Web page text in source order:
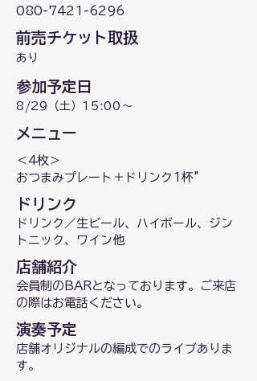
080-7421-6296
前売チケット取扱
あり
参加予定日
8/29（土）15:00～
​メニュー
＜4枚＞
おつまみプレート＋ドリンク1杯"
ドリンク
ドリンク／生ビール、ハイボール、ジン
トニック、ワイン他
店舗紹介
会員制のBARとなっております。ご来店
の際はお電話ください。
演奏予定
店舗オリジナルの編成でのライブありま
す。